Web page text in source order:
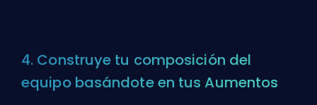
4. Construye tu composición del
equipo basándote en tus Aumentos